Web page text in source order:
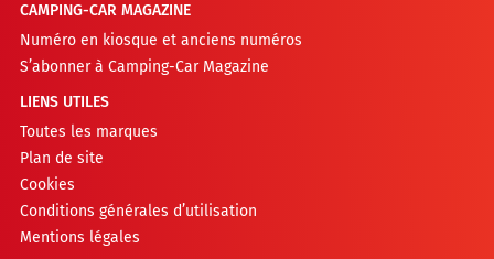
CAMPING-CAR MAGAZINE
Numéro en kiosque et anciens numéros
S’abonner à Camping-Car Magazine
LIENS UTILES
Toutes les marques
Plan de site
Cookies
Conditions générales d’utilisation
Mentions légales